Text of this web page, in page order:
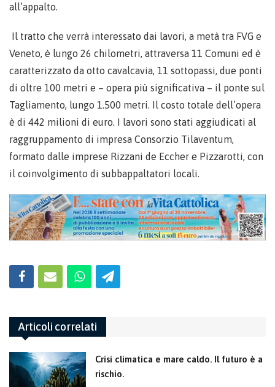
all’appalto.
Il tratto che verrà interessato dai lavori, a metà tra FVG e
Veneto, è lungo 26 chilometri, attraversa 11 Comuni ed è
caratterizzato da otto cavalcavia, 11 sottopassi, due ponti
di oltre 100 metri e – opera più significativa – il ponte sul
Tagliamento, lungo 1.500 metri. Il costo totale dell’opera
è di 442 milioni di euro. I lavori sono stati aggiudicati al
raggruppamento di impresa Consorzio Tilaventum,
formato dalle imprese Rizzani de Eccher e Pizzarotti, con
il coinvolgimento di subbappaltatori locali.
Articoli correlati
Crisi climatica e mare caldo. Il futuro è a
rischio.